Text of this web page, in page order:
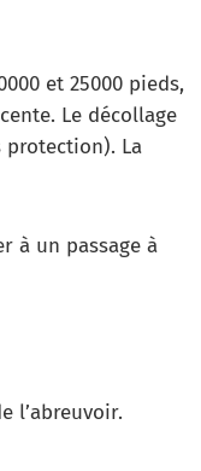
et 25000 pieds,
Le décollage
La
à un passage à
l’abreuvoir.